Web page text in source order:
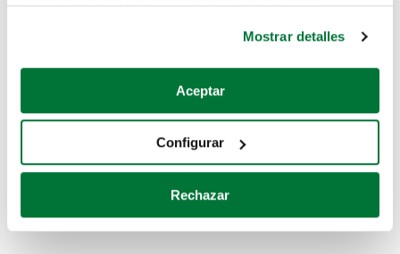
Si lo permite, también quisiéramos:
Recopilar información sobre su ubicación geográfica
Identificar su dispositivo analizándolo activamente
para buscar características específicas (huellas
Obtenga más información sobre cómo se procesan sus
Mostrar detalles
Aceptar
Configurar
Rechazar
Coches de segunda mano
Coches de km0